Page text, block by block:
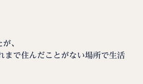
、
まで住んだことがない場所で生活